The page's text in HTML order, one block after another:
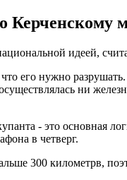
Керченскому
идеей,
его нужно
ни
- это основная
в четверг.
300 километрв,